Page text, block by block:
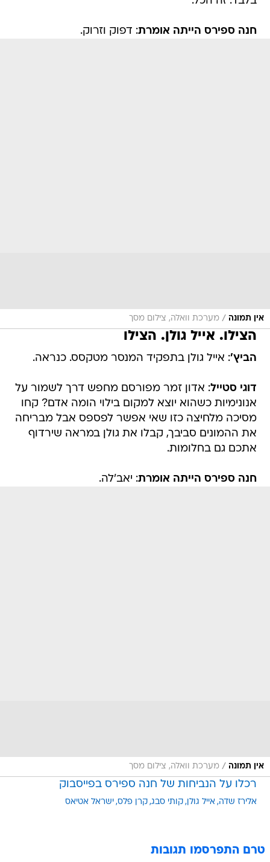
חנה ספירס הייתה אומרת: דפוק וזרוק.
אין תמונה / מערכת וואלה, צילום מסך
הצילו. אייל גולן. הצילו
הביץ': אייל גולן בתפקיד המנסר מטקסס. כנראה.
דוגי סטייל: אדון זמר מפורסם מחפש דרך לשמור על
אנונימיות כשהוא יוצא למקום בילוי הומה אדם? קחו
מסיכה מלחיצה כזו שאי אפשר לפספס אבל מבריחה
את ההמונים סביבך, קבלו את גולן במראה שירדוף
אתכם גם בחלומות.
חנה ספירס הייתה אומרת: יאב'לה.
אין תמונה / מערכת וואלה, צילום מסך
רכלו על הנביחות של חנה ספירס בפייסבוק
אלירז שדה אייל גולן קותי סבג קרן פלס ישראל אטיאס
טרם התפרסמו תגובות